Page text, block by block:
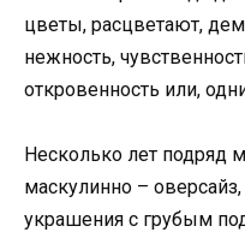
цветы, расцветают,
нежность,
откровенность или,
Несколько лет подряд
маскулинно –
украшения с грубым